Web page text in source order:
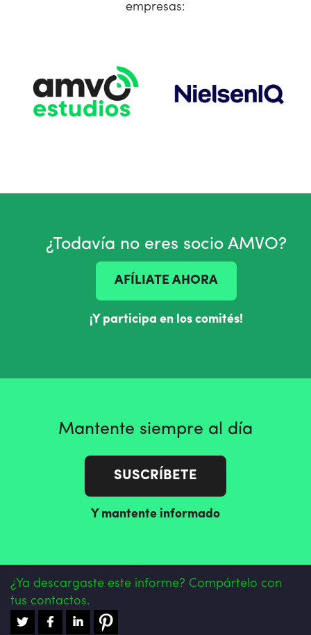
empresas:
¿Todavía no eres socio AMVO?
AFÍLIATE AHORA
¡Y participa en los comités!
Mantente siempre al día
SUSCRÍBETE
Y mantente informado
¿Ya descargaste este informe? Compártelo con
tus contactos.